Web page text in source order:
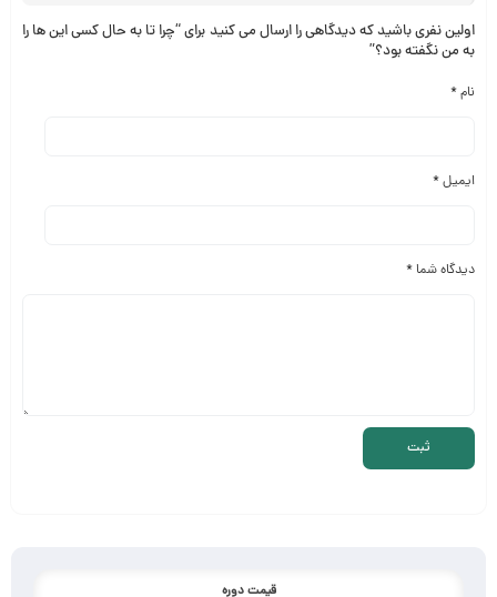
اولین نفری باشید که دیدگاهی را ارسال می کنید برای “چرا تا به حال کسی این ها را
به من نگفته بود؟”
نام*
ایمیل*
دیدگاه شما*
قیمت دوره